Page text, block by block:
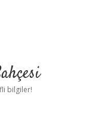
bilgiler!